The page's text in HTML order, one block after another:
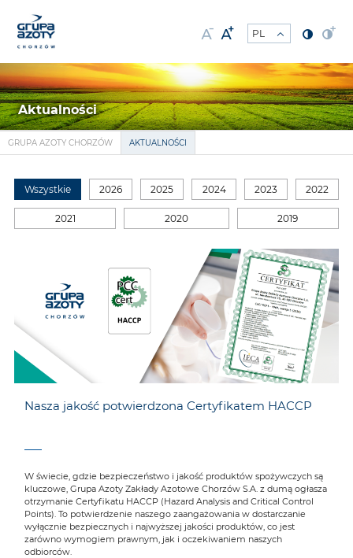
Aktualności
GRUPA AZOTY CHORZÓW AKTUALNOŚCI
Wszystkie 2026 2025 2024 2023 2022
2021 2020 2019
Nasza jakość potwierdzona Certyfikatem HACCP
W świecie, gdzie bezpieczeństwo i jakość produktów spożywczych są
kluczowe, Grupa Azoty Zakłady Azotowe Chorzów S.A. z dumą ogłasza
otrzymanie Certyfikatu HACCP (Hazard Analysis and Critical Control
Points). To potwierdzenie naszego zaangażowania w dostarczanie
wyłącznie bezpiecznych i najwyższej jakości produktów, co jest
zarówno wymogiem prawnym, jak i oczekiwaniem naszych
odbiorców.